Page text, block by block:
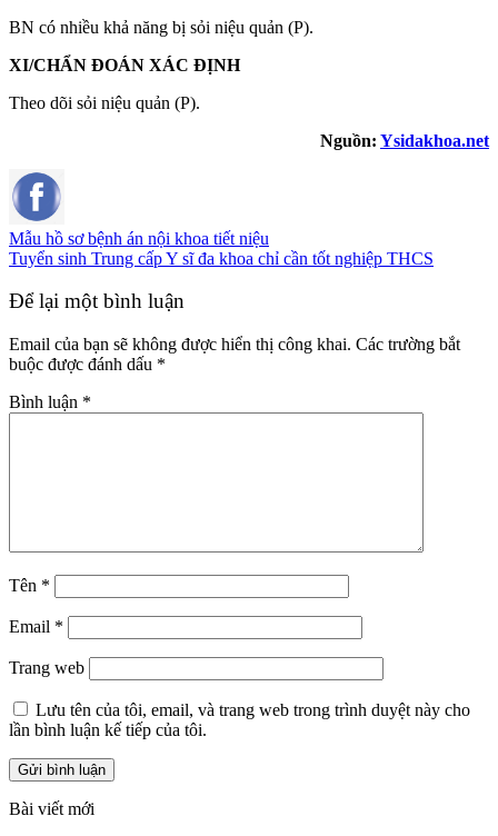
BN có nhiều khả năng bị sỏi niệu quản (P).
XI/CHẨN ĐOÁN XÁC ĐỊNH
Theo dõi sỏi niệu quản (P).
Nguồn: Ysidakhoa.net
Mẫu hồ sơ bệnh án nội khoa tiết niệu
Tuyển sinh Trung cấp Y sĩ đa khoa chỉ cần tốt nghiệp THCS
Để lại một bình luận
Email của bạn sẽ không được hiển thị công khai. Các trường bắt
buộc được đánh dấu *
Bình luận *
Tên *
Email *
Trang web
Lưu tên của tôi, email, và trang web trong trình duyệt này cho
lần bình luận kế tiếp của tôi.
Bài viết mới